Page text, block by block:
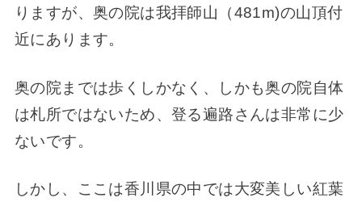
りますが、奥の院は我拝師山（481m)の山頂付
近にあります。
奥の院までは歩くしかなく、しかも奥の院自体
は札所ではないため、登る遍路さんは非常に少
ないです。
しかし、ここは香川県の中では大変美しい紅葉